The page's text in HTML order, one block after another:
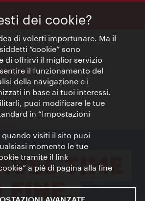
dei dati
dei cookie?
di volerti importunare. Ma il
“cookie” sono
di offrirvi il miglior servizio
il funzionamento del
della navigazione e i
in base ai tuoi interessi.
puoi modificare le tue
in “Impostazioni
visiti il sito puoi
momento le tue
tramite il link
a piè di pagina alla fine